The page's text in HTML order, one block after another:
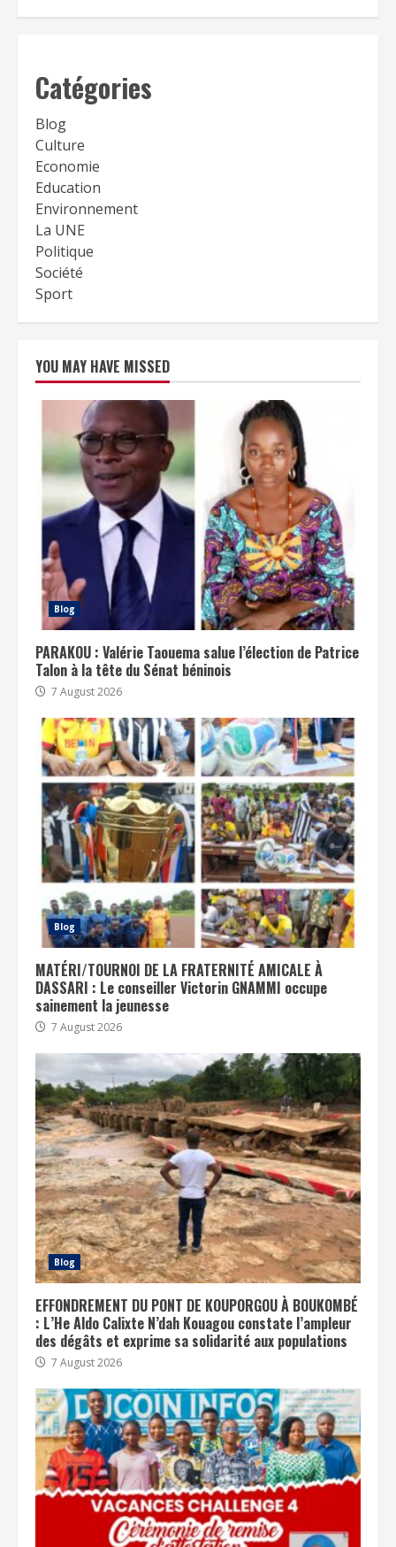
Catégories
Blog
Culture
Economie
Education
Environnement
La UNE
Politique
Société
Sport
YOU MAY HAVE MISSED
Blog
PARAKOU : Valérie Taouema salue l’élection de Patrice
Talon à la tête du Sénat béninois
7 August 2026
Blog
MATÉRI/TOURNOI DE LA FRATERNITÉ AMICALE À
DASSARI : Le conseiller Victorin GNAMMI occupe
sainement la jeunesse
7 August 2026
Blog
EFFONDREMENT DU PONT DE KOUPORGOU À BOUKOMBÉ
: L’He Aldo Calixte N’dah Kouagou constate l’ampleur
des dégâts et exprime sa solidarité aux populations
7 August 2026